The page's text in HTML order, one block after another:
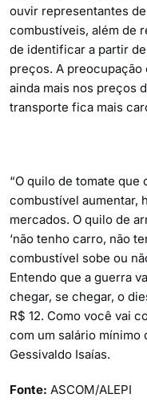
ouvir representantes
combustíveis, além de
de identificar a partir
preços. A
ainda mais nos preços
transporte fica mais
“O quilo de tomate que
combustível aumentar,
mercados. O quilo de
‘não tenho carro, não
combustível sobe ou
Entendo que a guerra
chegar, se chegar, o
R$ 12. Como você vai
com um salário mínimo
Gessivaldo Isaías.
Fonte: ASCOM/ALEPI